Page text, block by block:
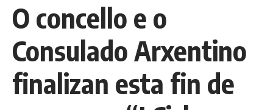
O concello e o
Consulado Arxentino
finalizan esta fin de